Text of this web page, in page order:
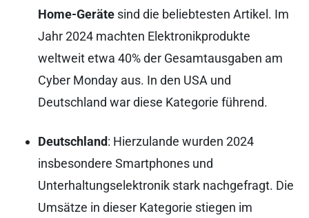
Home-Geräte sind die beliebtesten Artikel. Im
Jahr 2024 machten Elektronikprodukte
weltweit etwa 40% der Gesamtausgaben am
Cyber Monday aus. In den USA und
Deutschland war diese Kategorie führend.
Deutschland: Hierzulande wurden 2024
insbesondere Smartphones und
Unterhaltungselektronik stark nachgefragt. Die
Umsätze in dieser Kategorie stiegen im